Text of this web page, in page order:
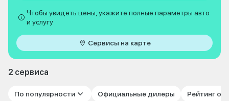
Чтобы увидеть цены, укажите полные параметры авто
и услугу
Сервисы на карте
2 сервиса
По популярности Официальные дилеры Рейтинг